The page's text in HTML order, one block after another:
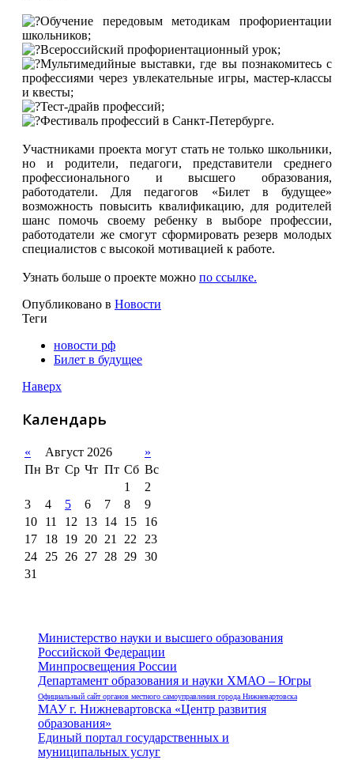
Обучение передовым методикам профориентации
школьников;
Всероссийский профориентационный урок;
Мультимедийные выставки, где вы познакомитесь с
профессиями через увлекательные игры, мастер-классы
и квесты;
Тест-драйв профессий;
Фестиваль профессий в Санкт-Петербурге.
Участниками проекта могут стать не только школьники,
но и родители, педагоги, представители среднего
профессионального и высшего образования,
работодатели. Для педагогов «Билет в будущее»
возможность повысить квалификацию, для родителей
шанс помочь своему ребенку в выборе профессии,
работодатели же смогут сформировать резерв молодых
специалистов с высокой мотивацией к работе.
Узнать больше о проекте можно по ссылке.
Опубликовано в Новости
Теги
новости рф
Билет в будущее
Наверх
Календарь
« Август 2026
»
Пн Вт Ср Чт Пт Сб Вс
1
2
3
4 5 6 7 8
9
10
11 12 13 14 15
16
17
18 19 20 21 22
23
24
25 26 27 28 29 30
31
Министерство науки и высшего образования
Российской Федерации
Минпросвещения России
Департамент образования и науки ХМАО – Югры
Официальный сайт органов местного самоуправления города Нижневартовска
МАУ г. Нижневартовска «Центр развития
образования»
Единый портал государственных и
муниципальных услуг